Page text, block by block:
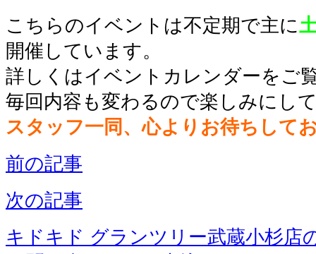
こちらのイベントは不定期で主に
開催しています。
詳しくはイベントカレンダーをご
毎回内容も変わるので楽しみにし
スタッフ一同、心よりお待ちして
前の記事
次の記事
キドキド グランツリー武蔵小杉店